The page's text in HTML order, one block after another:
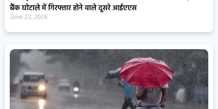
बैंक घोटाले में गिरफ्तार होने वाले दूसरे आईएएस
June 23, 2026